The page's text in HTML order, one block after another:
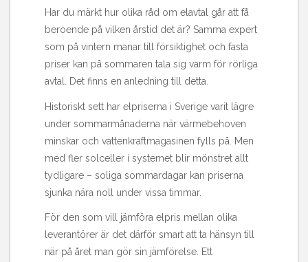
Har du märkt hur olika råd om elavtal går att få
beroende på vilken årstid det är? Samma expert
som på vintern manar till försiktighet och fasta
priser kan på sommaren tala sig varm för rörliga
avtal. Det finns en anledning till detta.
Historiskt sett har elpriserna i Sverige varit lägre
under sommarmånaderna när värmebehoven
minskar och vattenkraftmagasinen fylls på. Men
med fler solceller i systemet blir mönstret allt
tydligare – soliga sommardagar kan priserna
sjunka nära noll under vissa timmar.
För den som vill jämföra elpris mellan olika
leverantörer är det därför smart att ta hänsyn till
när på året man gör sin jämförelse. Ett